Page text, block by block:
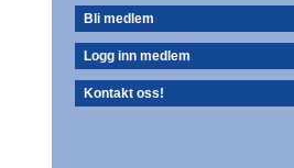
Bli medlem
Logg inn medlem
Kontakt oss!